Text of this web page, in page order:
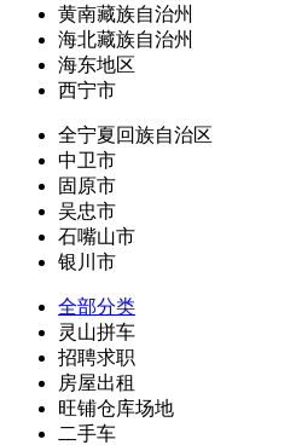
黄南藏族自治州
海北藏族自治州
海东地区
西宁市
全宁夏回族自治区
中卫市
固原市
吴忠市
石嘴山市
银川市
全部分类
灵山拼车
招聘求职
房屋出租
旺铺仓库场地
二手车